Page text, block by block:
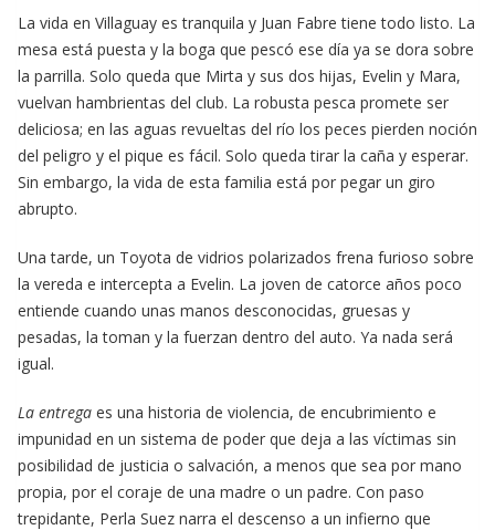
La vida en Villaguay es tranquila y Juan Fabre tiene todo listo. La
mesa está puesta y la boga que pescó ese día ya se dora sobre
la parrilla. Solo queda que Mirta y sus dos hijas, Evelin y Mara,
vuelvan hambrientas del club. La robusta pesca promete ser
deliciosa; en las aguas revueltas del río los peces pierden noción
del peligro y el pique es fácil. Solo queda tirar la caña y esperar.
Sin embargo, la vida de esta familia está por pegar un giro
abrupto.
Una tarde, un Toyota de vidrios polarizados frena furioso sobre
la vereda e intercepta a Evelin. La joven de catorce años poco
entiende cuando unas manos desconocidas, gruesas y
pesadas, la toman y la fuerzan dentro del auto. Ya nada será
igual.
La entrega es una historia de violencia, de encubrimiento e
impunidad en un sistema de poder que deja a las víctimas sin
posibilidad de justicia o salvación, a menos que sea por mano
propia, por el coraje de una madre o un padre. Con paso
trepidante, Perla Suez narra el descenso a un infierno que